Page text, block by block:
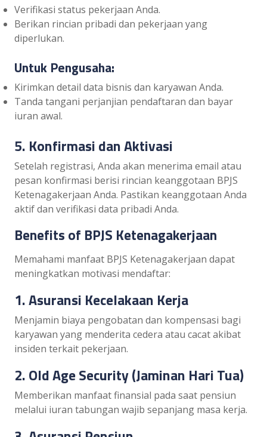
Verifikasi status pekerjaan Anda.
Berikan rincian pribadi dan pekerjaan yang
diperlukan.
Untuk Pengusaha:
Kirimkan detail data bisnis dan karyawan Anda.
Tanda tangani perjanjian pendaftaran dan bayar
iuran awal.
5. Konfirmasi dan Aktivasi
Setelah registrasi, Anda akan menerima email atau
pesan konfirmasi berisi rincian keanggotaan BPJS
Ketenagakerjaan Anda. Pastikan keanggotaan Anda
aktif dan verifikasi data pribadi Anda.
Benefits of BPJS Ketenagakerjaan
Memahami manfaat BPJS Ketenagakerjaan dapat
meningkatkan motivasi mendaftar:
1. Asuransi Kecelakaan Kerja
Menjamin biaya pengobatan dan kompensasi bagi
karyawan yang menderita cedera atau cacat akibat
insiden terkait pekerjaan.
2. Old Age Security (Jaminan Hari Tua)
Memberikan manfaat finansial pada saat pensiun
melalui iuran tabungan wajib sepanjang masa kerja.